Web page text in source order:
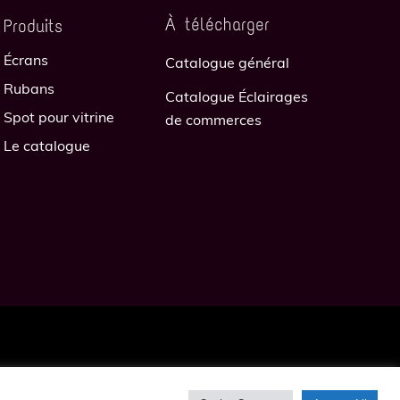
Produits
Écrans
Rubans
Spot pour vitrine
Le catalogue
À télécharger
Catalogue général
Catalogue Éclairages
de commerces